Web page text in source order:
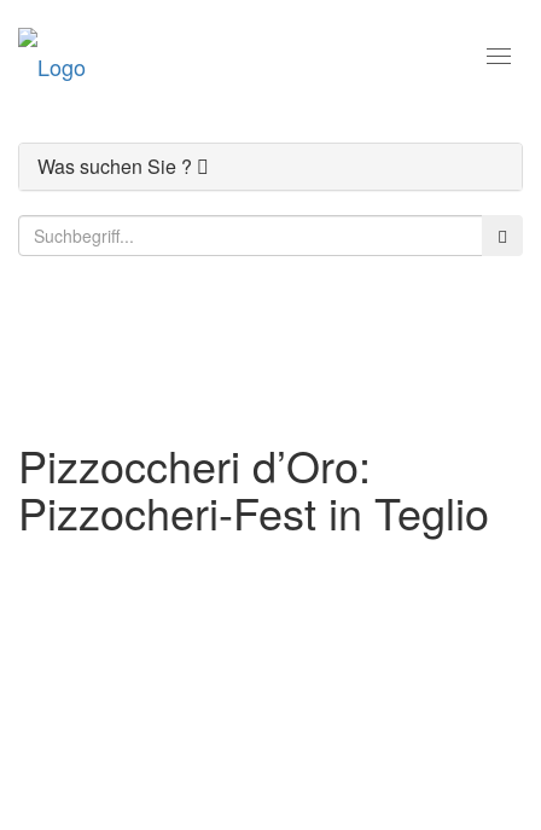
Was suchen Sie ?
Pizzoccheri d’Oro:
Pizzocheri-Fest in Teglio